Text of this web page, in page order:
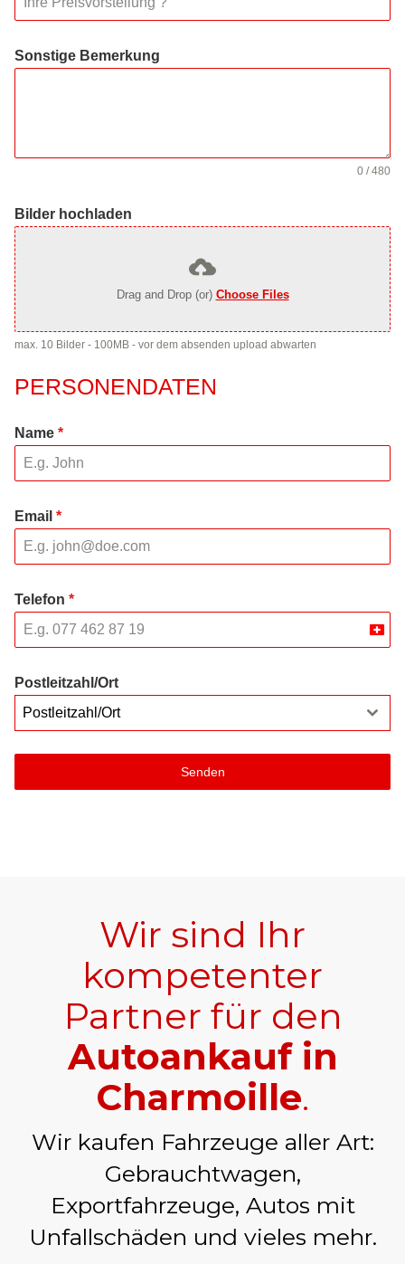
Sonstige Bemerkung
0 / 480
Bilder hochladen
Drag and Drop (or) Choose Files
max. 10 Bilder - 100MB - vor dem absenden upload abwarten
PERSONENDATEN
Name *
Email *
Telefon *
Postleitzahl/Ort
Postleitzahl/Ort
Senden
Wir sind Ihr
kompetenter
Partner für den
Autoankauf in
Charmoille.
Wir kaufen Fahrzeuge aller Art:
Gebrauchtwagen,
Exportfahrzeuge, Autos mit
Unfallschäden und vieles mehr.